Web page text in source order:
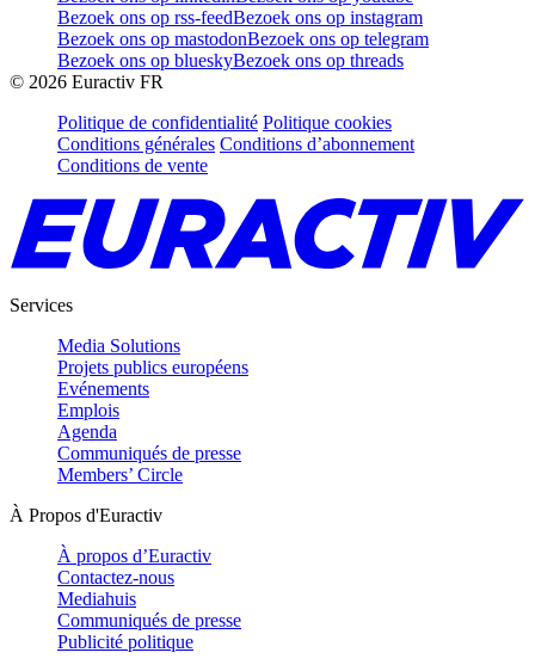
Bezoek ons op rss-feedBezoek ons op instagram
Bezoek ons op mastodonBezoek ons op telegram
Bezoek ons op blueskyBezoek ons op threads
© 2026 Euractiv FR
Politique de confidentialité Politique cookies
Conditions générales Conditions d’abonnement
Conditions de vente
Services
Media Solutions
Projets publics européens
Evénements
Emplois
Agenda
Communiqués de presse
Members’ Circle
À Propos d'Euractiv
À propos d’Euractiv
Contactez-nous
Mediahuis
Communiqués de presse
Publicité politique